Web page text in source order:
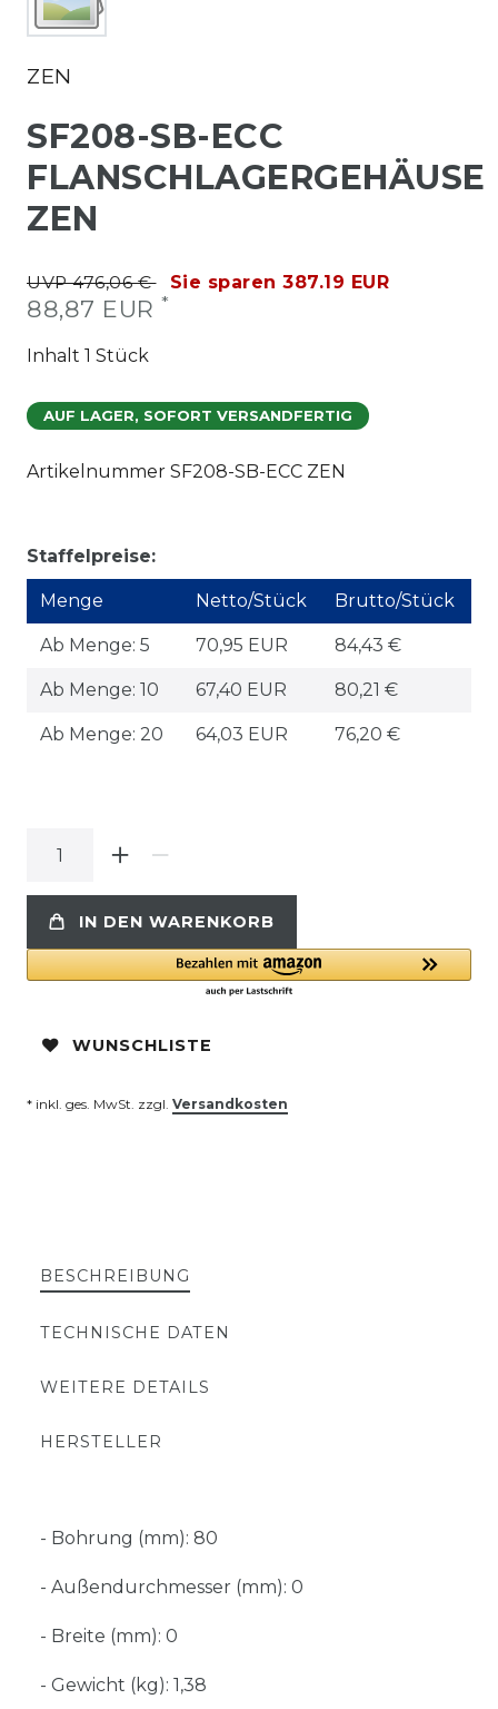
ZEN
SF208-SB-ECC
FLANSCHLAGERGEHÄUSE
ZEN
UVP 476,06 € Sie sparen 387.19 EUR
88,87 EUR *
Inhalt 1 Stück
AUF LAGER, SOFORT VERSANDFERTIG
Artikelnummer SF208-SB-ECC ZEN
Staffelpreise:
Menge Netto/Stück Brutto/Stück
Ab Menge: 5 70,95 EUR 84,43 €
Ab Menge: 10 67,40 EUR 80,21 €
Ab Menge: 20 64,03 EUR 76,20 €
IN DEN WARENKORB
WUNSCHLISTE
* inkl. ges. MwSt. zzgl. Versandkosten
BESCHREIBUNG
TECHNISCHE DATEN
WEITERE DETAILS
HERSTELLER
- Bohrung (mm): 80
- Außendurchmesser (mm): 0
- Breite (mm): 0
- Gewicht (kg): 1,38